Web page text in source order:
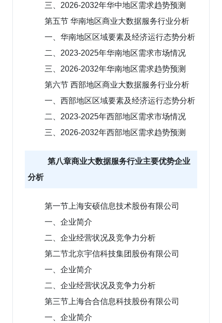
三、2026-2032年华中地区需求趋势预测
第五节 华南地区商业大数据服务行业分析
一、华南地区区域要素及经济运行态势分析
二、2023-2025年华南地区需求市场情况
三、2026-2032年华南地区需求趋势预测
第六节 西部地区商业大数据服务行业分析
一、西部地区区域要素及经济运行态势分析
二、2023-2025年西部地区需求市场情况
三、2026-2032年西部地区需求趋势预测
第八章商业大数据服务行业主要优势企业
分析
第一节上海安硕信息技术股份有限公司
一、企业简介
二、企业经营状况及竞争力分析
第二节北京宇信科技集团股份有限公司
一、企业简介
二、企业经营状况及竞争力分析
第三节上海合合信息科技股份有限公司
一、企业简介